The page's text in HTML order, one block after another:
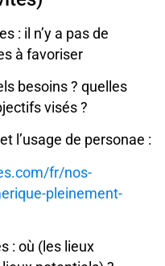
: il n’y a pas de
à favoriser
besoins ? quelles
visés ?
l’usage de personae :
fr/nos-
pleinement-
: où (les lieux